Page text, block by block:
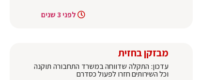
לפני 3 שנים
מבזקן בחזית
עדכון: התקלה שדווחה במשרד התחבורה תוקנה
וכל השירותים חזרו לפעול כסדרם